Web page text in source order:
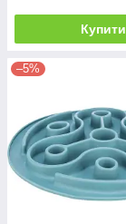
Купити
–5%